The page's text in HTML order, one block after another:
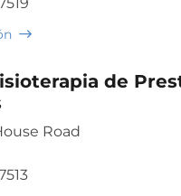
de
Road